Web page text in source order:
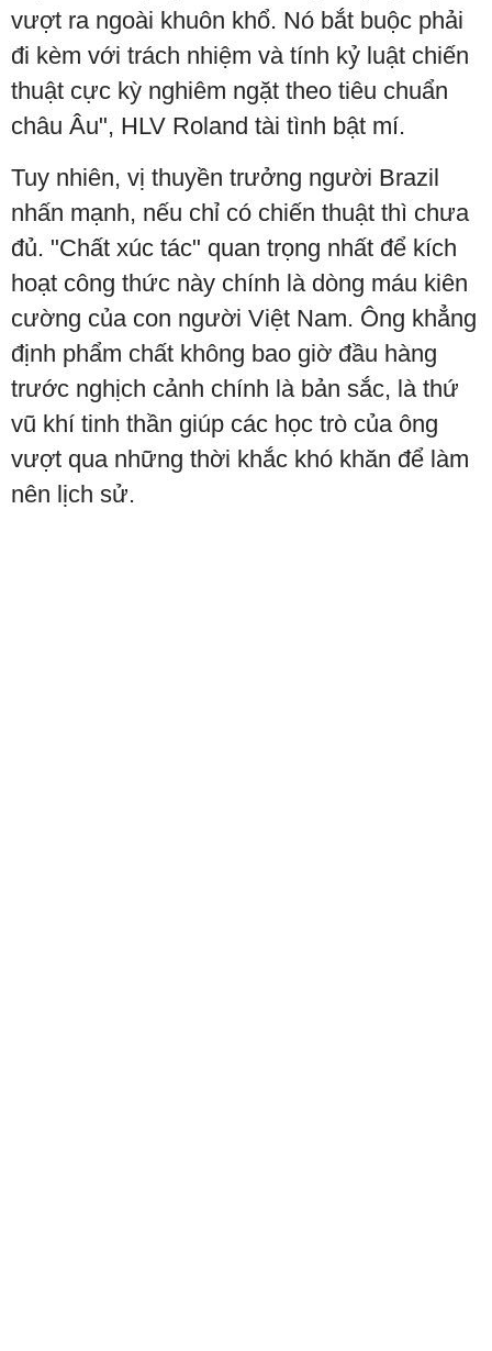
vượt ra ngoài khuôn khổ. Nó bắt buộc phải
đi kèm với trách nhiệm và tính kỷ luật chiến
thuật cực kỳ nghiêm ngặt theo tiêu chuẩn
châu Âu", HLV Roland tài tình bật mí.
Tuy nhiên, vị thuyền trưởng người Brazil
nhấn mạnh, nếu chỉ có chiến thuật thì chưa
đủ. "Chất xúc tác" quan trọng nhất để kích
hoạt công thức này chính là dòng máu kiên
cường của con người Việt Nam. Ông khẳng
định phẩm chất không bao giờ đầu hàng
trước nghịch cảnh chính là bản sắc, là thứ
vũ khí tinh thần giúp các học trò của ông
vượt qua những thời khắc khó khăn để làm
nên lịch sử.